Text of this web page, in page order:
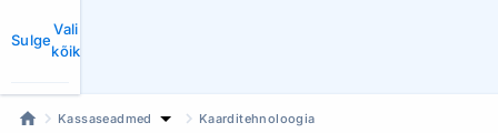
Sulge
Vali
kõik
Kassaseadmed Kaarditehnoloogia